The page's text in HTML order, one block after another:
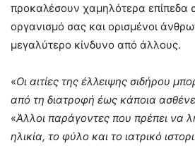
προκαλέσουν χαμηλότερα επίπεδα
οργανισμό σας και ορισμένοι
μεγαλύτερο κίνδυνο από άλλους.
«Οι αιτίες της έλλειψης σιδήρου
από τη διατροφή έως κάποια
«Άλλοι παράγοντες που πρέπει να
ηλικία, το φύλο και το ιατρικό